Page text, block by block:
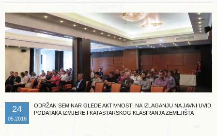
24
05.2018
ODRŽAN SEMINAR GLEDE AKTIVNOSTI NA IZLAGANJU NA JAVNI UVID
PODATAKA IZMJERE I KATASTARSKOG KLASIRANJA ZEMLJIŠTA